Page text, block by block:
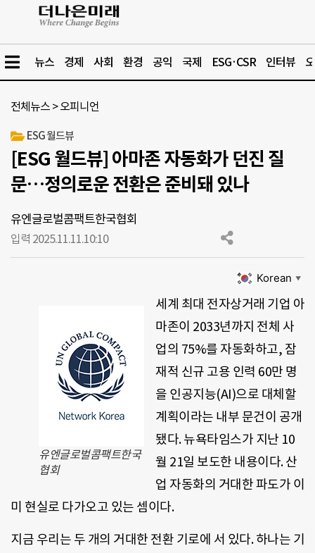
뉴스 경제 사회 환경 공익 국제 ESG·CSR 인터뷰
전체뉴스 >오피니언
ESG 월드뷰
[ESG 월드뷰] 아마존 자동화가 던진 질
문…정의로운 전환은 준비돼 있나
유엔글로벌콤팩트한국협회
입력 2025.11.11.10:10
Korean ▼
유엔글로벌콤팩트한국
협회
세계 최대 전자상거래 기업 아
마존이 2033년까지 전체 사
업의 75%를 자동화하고, 잠
재적 신규 고용 인력 60만 명
을 인공지능(AI)으로 대체할
계획이라는 내부 문건이 공개
됐다. 뉴욕타임스가 지난 10
월 21일 보도한 내용이다. 산
업 자동화의 거대한 파도가 이
미 현실로 다가오고 있는 셈이다.
지금 우리는 두 개의 거대한 전환 기로에 서 있다. 하나는 기